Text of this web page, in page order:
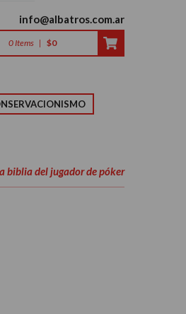
info@albatros.com.ar
0 Items | $0
biblia del jugador de póker